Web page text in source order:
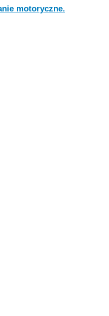
motoryczne.